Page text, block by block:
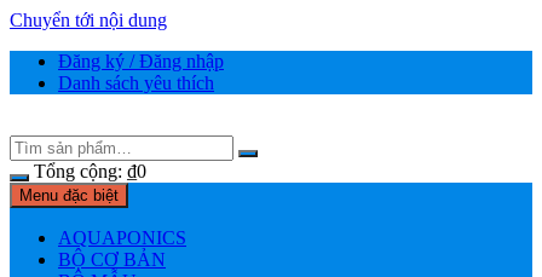
Chuyển tới nội dung
Đăng ký / Đăng nhập
Danh sách yêu thích
Tổng cộng: ₫0
Menu đặc biệt
AQUAPONICS
BỘ CƠ BẢN